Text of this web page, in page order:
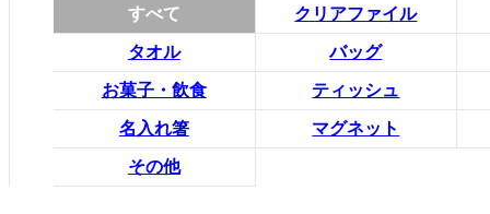
すべて クリアファイル
タオル バッグ
お菓子・飲食 ティッシュ
名入れ箸 マグネット
その他